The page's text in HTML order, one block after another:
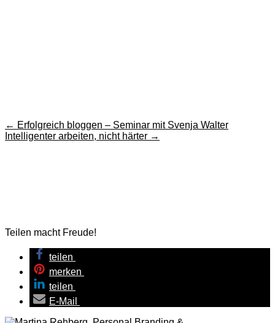
← Erfolgreich bloggen – Seminar mit Svenja Walter
Intelligenter arbeiten, nicht härter →
Teilen macht Freude!
teilen
merken
teilen
E-Mail